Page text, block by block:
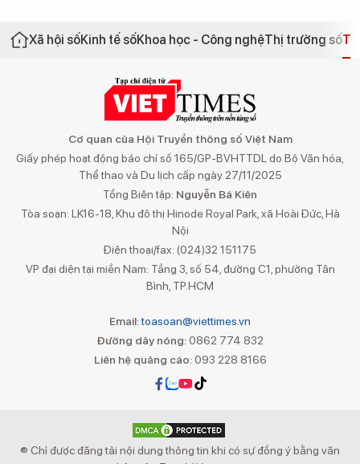
Xã hội sốKinh tế sốKhoa học - Công nghệThị trường số
Cơ quan của Hội Truyền thông số Việt Nam
Giấy phép hoạt động báo chí số 165/GP-BVHTTDL do Bộ Văn hóa,
Thể thao và Du lịch cấp ngày 27/11/2025
Tổng Biên tập: Nguyễn Bá Kiên
Tòa soạn: LK16-18, Khu đô thị Hinode Royal Park, xã Hoài Đức, Hà
Nội
Điện thoại/fax: (024)32 151175
VP đại diện tại miền Nam: Tầng 3, số 54, đường C1, phường Tân
Bình, TP.HCM
Email:toasoan@viettimes.vn
Đường dây nóng: 0862 774 832
Liên hệ quảng cáo:093 228 8166
® Chỉ được đăng tải nội dung thông tin khi có sự đồng ý bằng văn